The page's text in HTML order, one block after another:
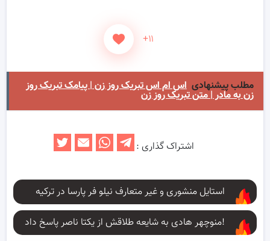
+۱۱
مطلب پیشنهادی اس ام اس تبریک روز زن | پیامک تبریک روز
زن به مادر | متن تبریک روز زن
اشتراک گذاری :
استایل منشوری و غیر متعارف نیلو فر پارسا در ترکیه
منوچهر هادی به شایعه طلاقش از یکتا ناصر پاسخ داد!